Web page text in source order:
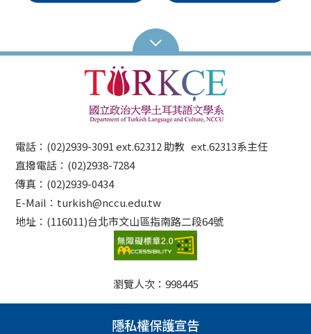
電話：(02)2939-3091 ext.62312 助教 ext.62313系主任
直撥電話：(02)2938-7284
傳真：(02)2939-0434
E-Mail：turkish@nccu.edu.tw
地址：(116011)台北市文山區指南路二段64號
瀏覽人次： 998445
隱私權保護宣告